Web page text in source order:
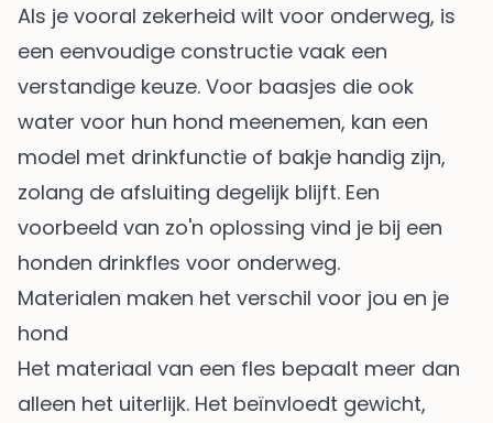
Als je vooral zekerheid wilt voor onderweg, is
een eenvoudige constructie vaak een
verstandige keuze. Voor baasjes die ook
water voor hun hond meenemen, kan een
model met drinkfunctie of bakje handig zijn,
zolang de afsluiting degelijk blijft. Een
voorbeeld van zo'n oplossing vind je bij een
honden drinkfles voor onderweg.
Materialen maken het verschil voor jou en je
hond
Het materiaal van een fles bepaalt meer dan
alleen het uiterlijk. Het beïnvloedt gewicht,